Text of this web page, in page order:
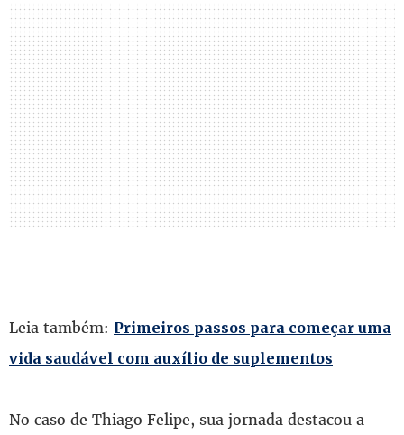
Leia também: Primeiros passos para começar uma
vida saudável com auxílio de suplementos
No caso de Thiago Felipe, sua jornada destacou a